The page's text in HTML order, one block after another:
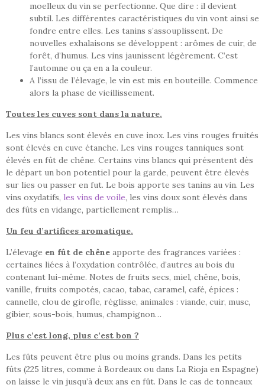
moelleux du vin se perfectionne. Que dire : il devient
subtil. Les différentes caractéristiques du vin vont ainsi se
fondre entre elles. Les tanins s’assouplissent. De
nouvelles exhalaisons se développent : arômes de cuir, de
forêt, d’humus. Les vins jaunissent légèrement. C’est
l’automne ou ça en a la couleur.
A l’issu de l’élevage, le vin est mis en bouteille. Commence
alors la phase de vieillissement.
Toutes les cuves sont dans la nature.
Les vins blancs sont élevés en cuve inox. Les vins rouges fruités
sont élevés en cuve étanche. Les vins rouges tanniques sont
élevés en fût de chêne. Certains vins blancs qui présentent dès
le départ un bon potentiel pour la garde, peuvent être élevés
sur lies ou passer en fut. Le bois apporte ses tanins au vin. Les
vins oxydatifs, les vins de voile, les vins doux sont élevés dans
des fûts en vidange, partiellement remplis…
Un feu d’artifices aromatique.
L’élevage en fût de chêne apporte des fragrances variées :
certaines liées à l’oxydation contrôlée, d’autres au bois du
contenant lui-même. Notes de fruits secs, miel, chêne, bois,
vanille, fruits compotés, cacao, tabac, caramel, café, épices :
cannelle, clou de girofle, réglisse, animales : viande, cuir, musc,
gibier, sous-bois, humus, champignon…
Plus c’est long, plus c’est bon ?
Les fûts peuvent être plus ou moins grands. Dans les petits
fûts (225 litres, comme à Bordeaux ou dans La Rioja en Espagne)
on laisse le vin jusqu’à deux ans en fût. Dans le cas de tonneaux